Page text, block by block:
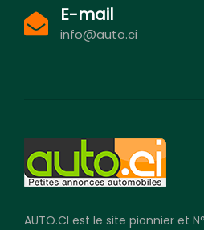
E-mail
info@auto.ci
AUTO.CI est le site pionnier et